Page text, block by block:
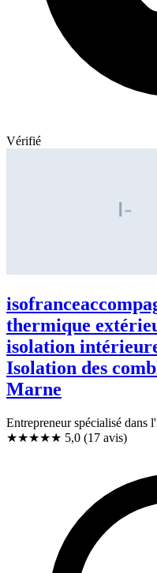
Vérifié
thermique
isolation
Isolation des
Marne
Entrepreneur spécialisé dans
★★★★★ 5,0 (17 avis)